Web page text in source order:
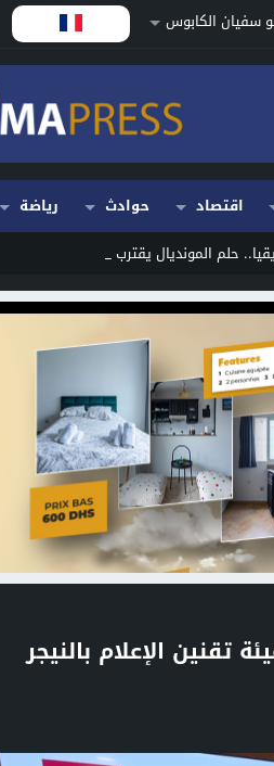
سفيان الكابوس
اقتصاد حوادث رياضة
حلم المونديال يقترب
تقنين الإعلام بالنيجر